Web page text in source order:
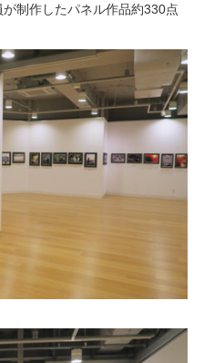
制作したパネル作品約330点